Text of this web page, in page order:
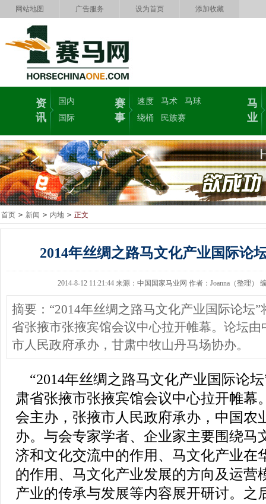
网站地图 广告服务 设为首页 添加收藏
资
讯
国内
国际
赛
事
速度 马术
马球
绕桶
民族赛
马
业
首页 > 新闻 > 内地 > 正文
2014年丝绸之路马文化产业国际论
2014-8-12 11:21:44 来源：中国国家马业网 作者：Joanna（整理）
摘要：“2014年丝绸之路马文化产业国际论坛
省张掖市张掖宾馆会议中心拉开帷幕。论坛
市人民政府承办，甘肃中牧山丹马场协办。
“2014年丝绸之路马文化产业国际论
肃省张掖市张掖宾馆会议中心拉开帷幕
会主办，张掖市人民政府承办，中国农
办。与会专家学者、企业家主要围绕马
济和文化交流中的作用、马文化产业在
的作用、马文化产业发展的方向及运营
产业的传承与发展等内容展开研讨。之